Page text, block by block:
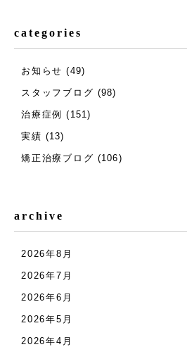
categories
お知らせ (49)
スタッフブログ (98)
治療症例 (151)
実績 (13)
矯正治療ブログ (106)
archive
2026年8月
2026年7月
2026年6月
2026年5月
2026年4月